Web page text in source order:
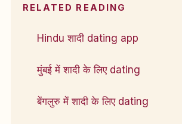
RELATED READING
Hindu शादी dating app
मुंबई में शादी के लिए dating
बेंगलुरु में शादी के लिए dating